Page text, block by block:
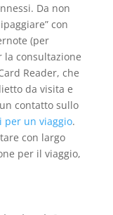
Da non
con
(per
consultazione
Reader, che
da visita e
contatto sullo
per un viaggio.
con largo
per il viaggio,